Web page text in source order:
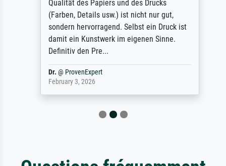
Qualität des Papiers und des Drucks
(Farben, Details usw.) ist nicht nur gut,
sondern hervorragend. Selbst ein Druck ist
damit ein Kunstwerk im eigenen Sinne.
Definitiv den Pre...
Dr.@ProvenExpert
February 3, 2026